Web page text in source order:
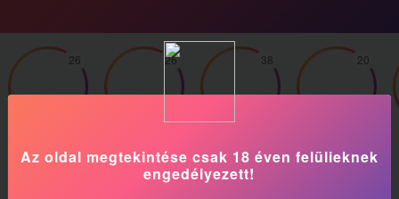
26 26 38 20
Az oldal megtekintése csak 18 éven felülieknek
engedélyezett!